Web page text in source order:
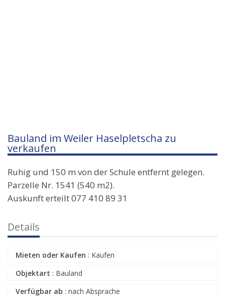
Bauland im Weiler Haselpletscha zu
verkaufen
Ruhig und 150 m von der Schule entfernt gelegen.
Parzelle Nr. 1541 (540 m2).
Auskunft erteilt 077 410 89 31
Details
Mieten oder Kaufen : Kaufen
Objektart : Bauland
Verfügbar ab : nach Absprache